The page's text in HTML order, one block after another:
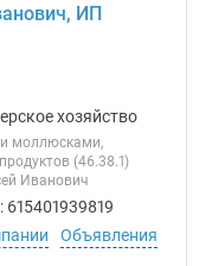
ИП
хозяйство
моллюсками,
(46.38.1)
Иванович
Объявления